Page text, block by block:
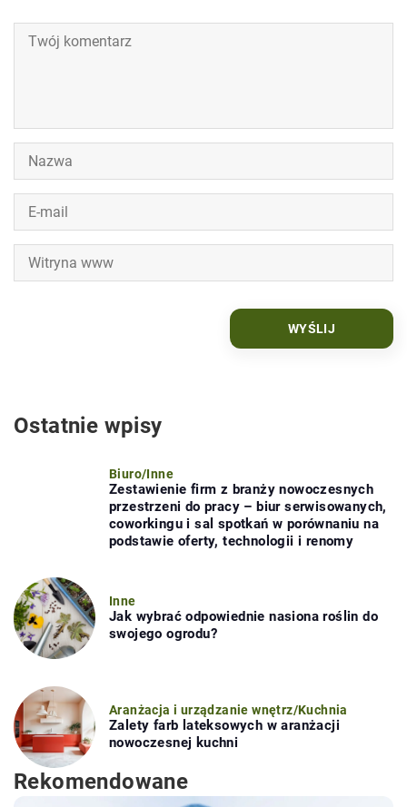
Ostatnie wpisy
Biuro/Inne
Zestawienie firm z branży nowoczesnych
przestrzeni do pracy – biur serwisowanych,
coworkingu i sal spotkań w porównaniu na
podstawie oferty, technologii i renomy
Inne
Jak wybrać odpowiednie nasiona roślin do
swojego ogrodu?
Aranżacja i urządzanie wnętrz/Kuchnia
Zalety farb lateksowych w aranżacji
nowoczesnej kuchni
Rekomendowane